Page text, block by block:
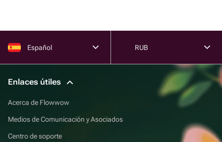
Español RUB
Enlaces útiles
Acerca de Flowwow
Medios de Comunicación y Asociados
Centro de soporte